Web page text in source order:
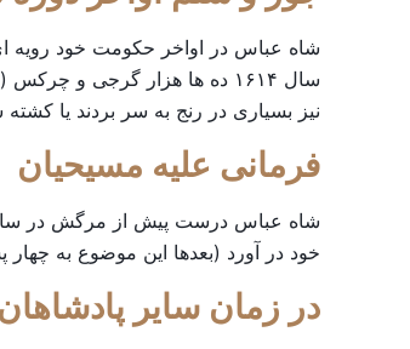
شاه عباس در اواخر حکومت خود رویه
سال ۱۶۱۴ ده ها هزار گرجی و
نیز بسیاری در رنج به سر بردند یا کشته
فرمانی علیه مسیحیان
خود در آورد (بعدها این موضوع به
در زمان سایر پادشاهان